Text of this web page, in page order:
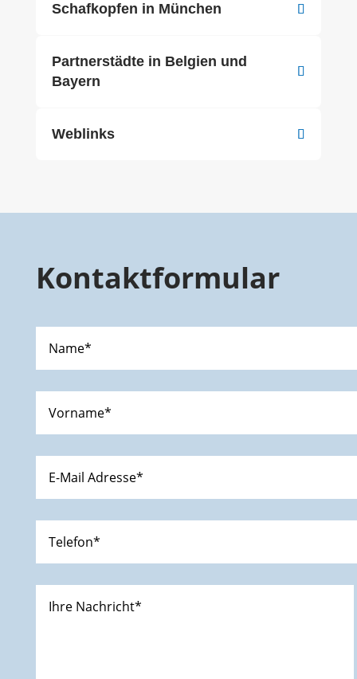
Schafkopfen in München
Partnerstädte in Belgien und
Bayern
Weblinks
Kontaktformular